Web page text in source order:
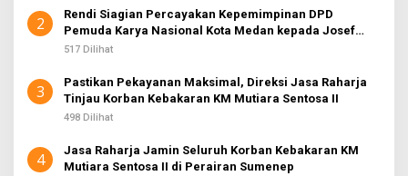
2
Rendi Siagian Percayakan Kepemimpinan DPD
Pemuda Karya Nasional Kota Medan kepada Josef
Sembiring
517 Dilihat
3
Pastikan Pekayanan Maksimal, Direksi Jasa Raharja
Tinjau Korban Kebakaran KM Mutiara Sentosa II
498 Dilihat
4
Jasa Raharja Jamin Seluruh Korban Kebakaran KM
Mutiara Sentosa II di Perairan Sumenep